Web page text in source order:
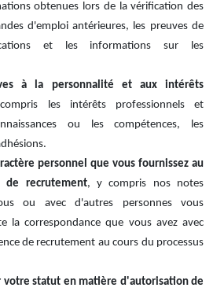
obtenues lors de la vérification des
d'emploi antérieures, les preuves de
et les informations sur les
à la personnalité et aux intérêts
les intérêts professionnels et
ou les compétences, les
personnel que vous fournissez au
de recrutement, y compris nos notes
ou avec d'autres personnes vous
la correspondance que vous avez avec
de recrutement au cours du processus
votre statut en matière d'autorisation de